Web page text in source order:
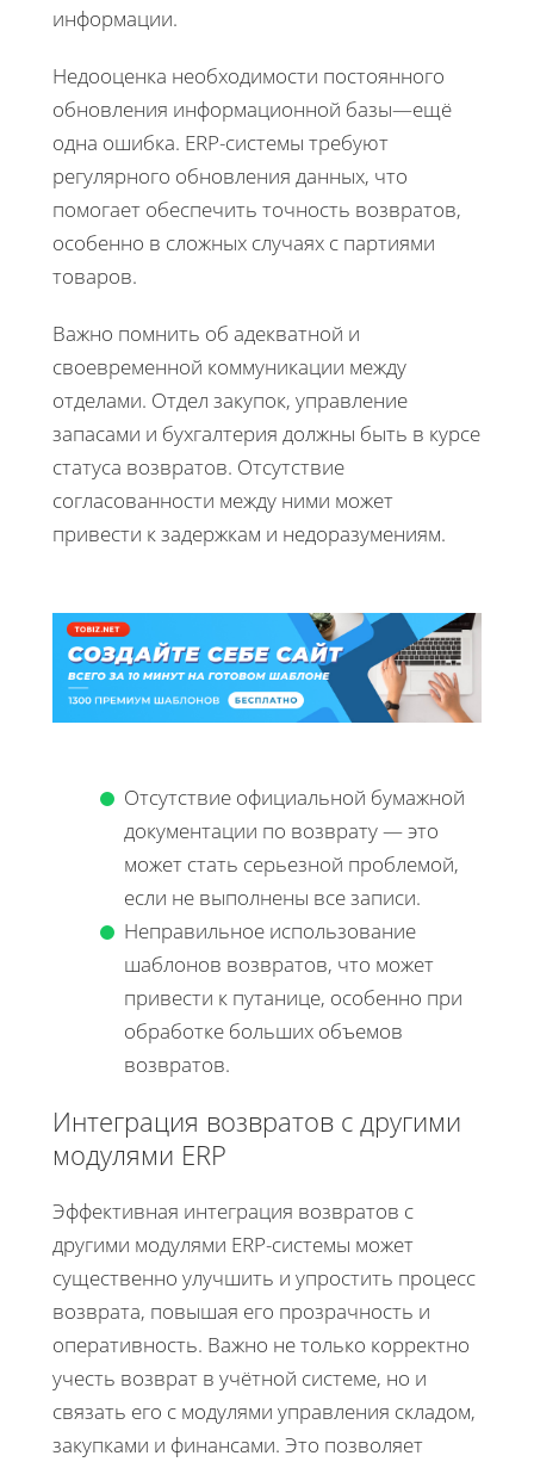
информации.
Недооценка необходимости постоянного
обновления информационной базы—ещё
одна ошибка. ERP-системы требуют
регулярного обновления данных, что
помогает обеспечить точность возвратов,
особенно в сложных случаях с партиями
товаров.
Важно помнить об адекватной и
своевременной коммуникации между
отделами. Отдел закупок, управление
запасами и бухгалтерия должны быть в курсе
статуса возвратов. Отсутствие
согласованности между ними может
привести к задержкам и недоразумениям.
Отсутствие официальной бумажной
документации по возврату — это
может стать серьезной проблемой,
если не выполнены все записи.
Неправильное использование
шаблонов возвратов, что может
привести к путанице, особенно при
обработке больших объемов
возвратов.
Интеграция возвратов с другими
модулями ERP
Эффективная интеграция возвратов с
другими модулями ERP-системы может
существенно улучшить и упростить процесс
возврата, повышая его прозрачность и
оперативность. Важно не только корректно
учесть возврат в учётной системе, но и
связать его с модулями управления складом,
закупками и финансами. Это позволяет